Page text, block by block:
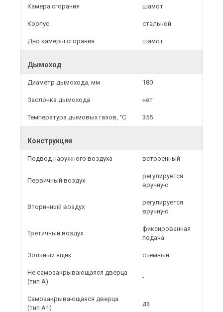
Камера сгорания шамот
Корпус стальной
Дно камеры сгорания шамот
Дымоход
Диаметр дымохода, мм 180
Заслонка дымохода нет
Температура дымовых газов, °С 355
Конструкция
Подвод наружного воздуха встроенный
Первичный воздух
регулируется
вручную
Вторичный воздух
регулируется
вручную
Третичный воздух
фиксированная
подача
Зольный ящик съемный
Не самозакрывающаяся дверца
(тип А)
-
Самозакрывающаяся дверца
(тип А1)
да